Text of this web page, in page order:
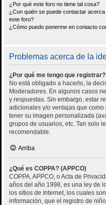
¿Por qué este foro no tiene tal cosa?
¿Con quién se puede contactar
este foro?
¿Cómo puedo ponerme en contacto
Problemas acerca de la
¿Por qué me tengo que registrar?
No está obligado a hacerlo, la
Moderadores. En algunos casos
y respuestas. Sin embargo, estar
adicionales y/o ventajas que
tener su imagen personalizada
grupos de usuarios, etc. Tan solo
recomendable.
Arriba
¿Qué es COPPA? (APPCO)
COPPA, APPCO, o Acta de
años del año 1998, es una ley de
los sitios de Internet, los cuales
información, que el registro de